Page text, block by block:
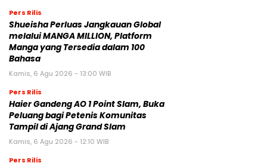
Pers Rilis
Shueisha Perluas Jangkauan Global
melalui MANGA MILLION, Platform
Manga yang Tersedia dalam 100
Bahasa
Kamis, 6 Agu 2026 - 13:00 WIB
Pers Rilis
Haier Gandeng AO 1 Point Slam, Buka
Peluang bagi Petenis Komunitas
Tampil di Ajang Grand Slam
Kamis, 6 Agu 2026 - 12:10 WIB
Pers Rilis